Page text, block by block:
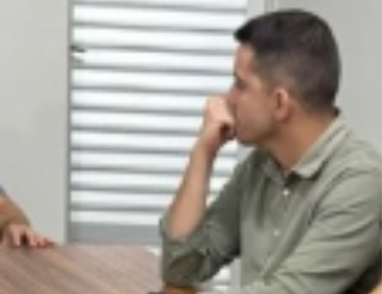
lado das...